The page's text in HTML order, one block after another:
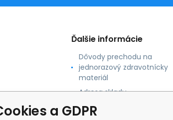
Ďalšie informácie
Dôvody prechodu na
jednorazový zdravotnícky
materiál
Adresa skladu
a GDPR